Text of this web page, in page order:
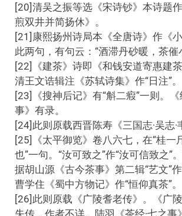
[20]清吴之振等选《宋诗钞》本诗题
煎双井并简扬休》。
[21]康熙扬州诗局本《全唐诗》作《
此两句，有句云：“酒滞丹砂暖，茶催
[22]《建茶》诗即《和钱安道寄惠建茶
清王文诰辑注《苏轼诗集》作“日注”。
[23]《搜神后记》有“斛二瘕”一则。《
事》有录。
[24]此则原载西晋陈寿《三国志·吴志·
[25]《太平御览》卷八六七，在“桂一
也”一句。“汝可致之”作“汝可信致之”
据胡山源《古今茶事》第二辑“艺文”
曹学住《蜀中方物记》作“恒仰真茶”。
[26]此则原载《广陵耆老传》。《广
失传，作者不详。陆羽《茶经·七之事